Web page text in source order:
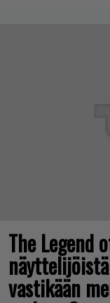
The Legend
vastikään